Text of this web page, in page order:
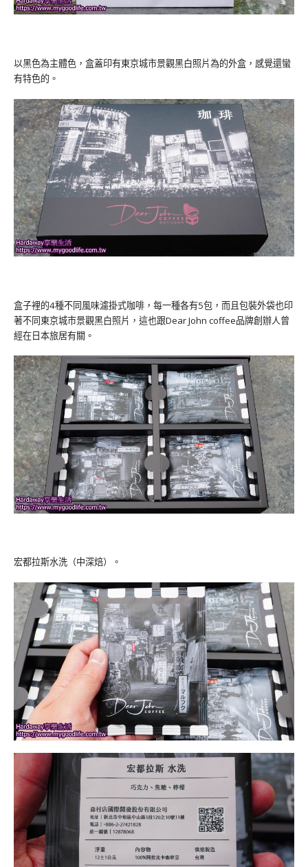
以黑色為主體色，盒蓋印有東京城市景觀黑白照片為的外盒，感覺還蠻
有特色的。
盒子裡的4種不同風味濾掛式咖啡，每一種各有5包，而且包裝外袋也印
著不同東京城市景觀黑白照片，這也跟Dear John coffee品牌創辦人曾
經在日本旅居有關。
宏都拉斯水洗（中深焙）。